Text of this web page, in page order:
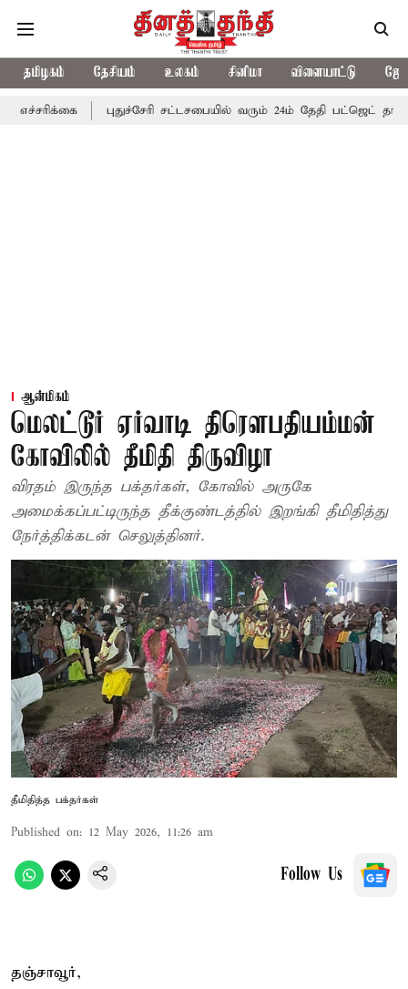
தமிழகம் தேசியம் உலகம் சினிமா விளையாட்டு
புதுச்சேரி சட்டசபையில் வரும் 24ம் தேதி பட்ஜெட் தாக்கல்
ஆன்மிகம்
மெலட்டூர் ஏர்வாடி திரௌபதியம்மன்
கோவிலில் தீமிதி திருவிழா
விரதம் இருந்த பக்தர்கள், கோவில் அருகே
அமைக்கப்பட்டிருந்த தீக்குண்டத்தில் இறங்கி தீமிதித்து
நேர்த்திக்கடன் செலுத்தினர்.
தீமிதித்த பக்தர்கள்
Published on: 12 May 2026, 11:26 am
Follow Us
தஞ்சாவூர்,